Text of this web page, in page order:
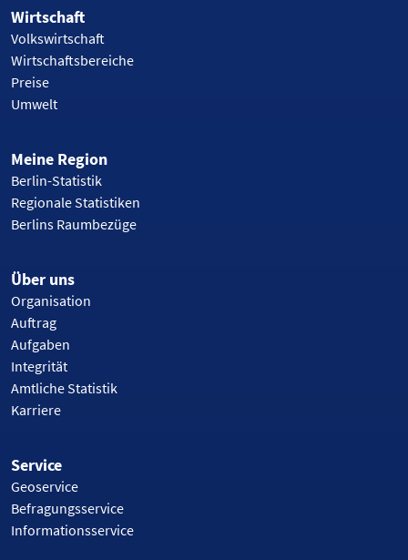
Wirtschaft
Volkswirtschaft
Wirtschaftsbereiche
Preise
Umwelt
Meine Region
Berlin-Statistik
Regionale Statistiken
Berlins Raumbezüge
Über uns
Organisation
Auftrag
Aufgaben
Integrität
Amtliche Statistik
Karriere
Service
Geoservice
Befragungsservice
Informationsservice